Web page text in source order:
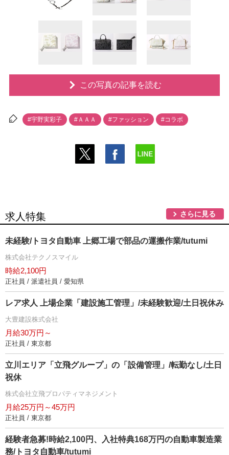
この写真の記事を読む
#宇野実彩子 #ＡＡＡ #ファッション #コラボ
求人特集 さらに見る
未経験/トヨタ自動車 上郷工場で部品の運搬作業/tutumi
株式会社テクノスマイル
時給2,100円
正社員 / 派遣社員 / 愛知県
レア求人 上場企業「建設施工管理」/未経験歓迎/土日祝休み
大豊建設株式会社
月給30万円～
正社員 / 東京都
立川エリア「立飛グループ」の「設備管理」/転勤なし/土日
祝休
株式会社立飛プロパティマネジメント
月給25万円～45万円
正社員 / 東京都
経験者急募!時給2,100円、入社特典168万円の自動車製造業
務/トヨタ自動車/tutumi